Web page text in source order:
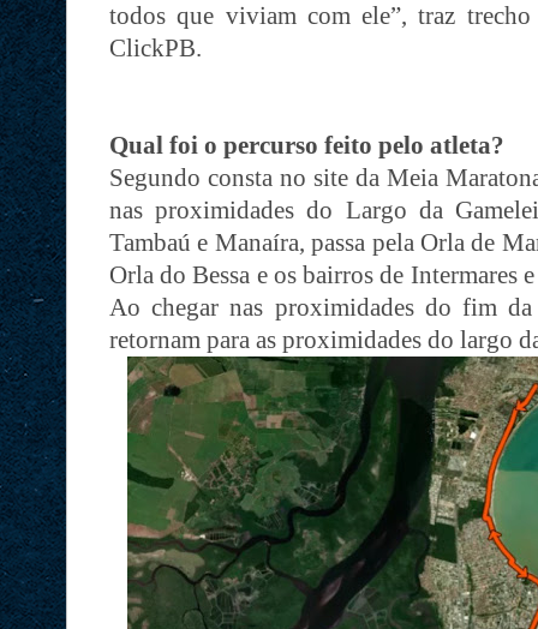
todos que viviam com ele”, traz
ClickPB.
Qual foi o percurso feito pelo atleta?
Segundo consta no site da Meia
nas proximidades do Largo da
Tambaú e Manaíra, passa pela Orla de
Orla do Bessa e os bairros de Intermares
Ao chegar nas proximidades do fim
retornam para as proximidades do largo